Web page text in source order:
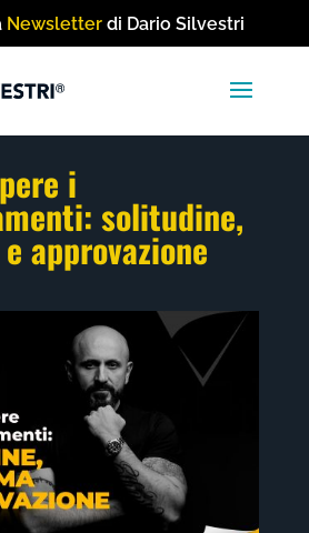
Newsletter di Dario Silvestri
i
solitudine,
approvazione